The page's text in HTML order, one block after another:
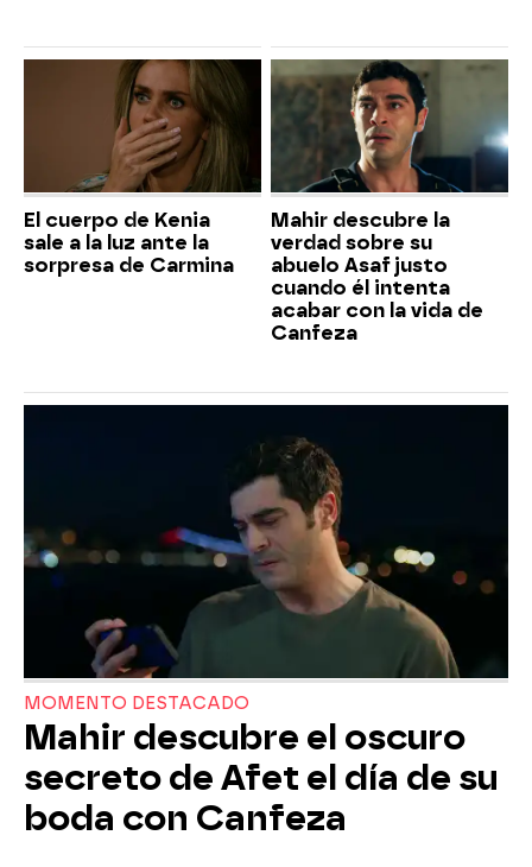
El cuerpo de Kenia
sale a la luz ante la
sorpresa de Carmina
Mahir descubre la
verdad sobre su
abuelo Asaf justo
cuando él intenta
acabar con la vida de
Canfeza
MOMENTO DESTACADO
Mahir descubre el oscuro
secreto de Afet el día de su
boda con Canfeza